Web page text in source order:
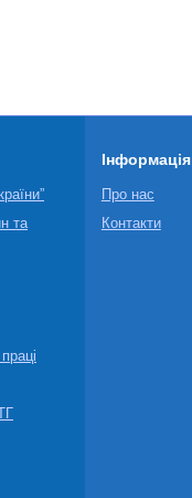
та
Інформація
Про нас
Контакти